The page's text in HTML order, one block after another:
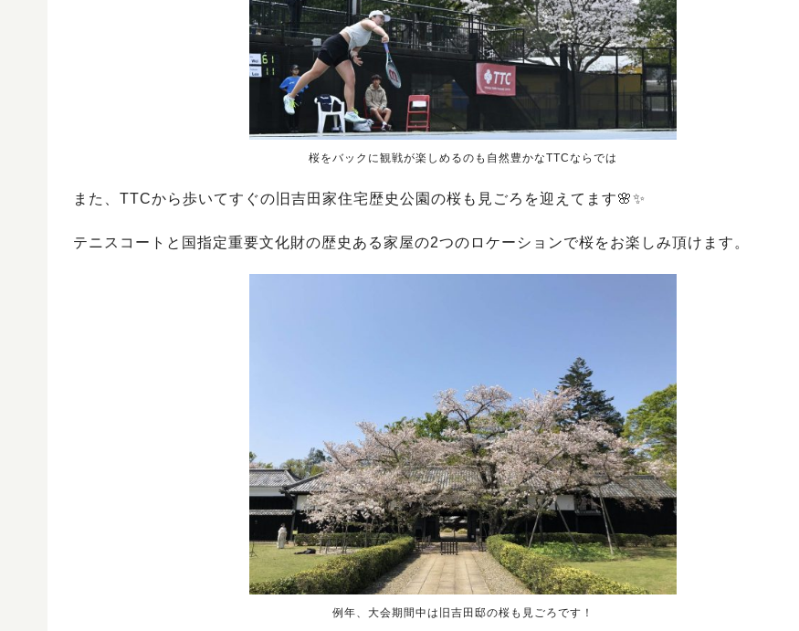
桜をバックに観戦が楽しめるのも自然豊かなTTCならでは
また、TTCから歩いてすぐの旧吉田家住宅歴史公園の桜も見ごろを迎えてます🌸✨
テニスコートと国指定重要文化財の歴史ある家屋の2つのロケーションで桜をお楽しみ頂けます。
例年、大会期間中は旧吉田邸の桜も見ごろです！